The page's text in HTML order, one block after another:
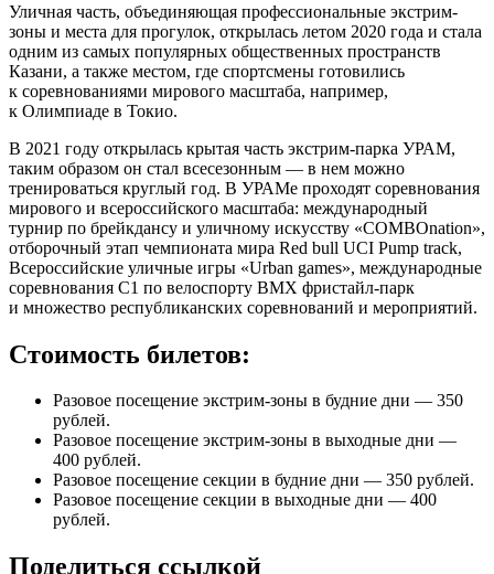
Уличная часть, объединяющая профессиональные экстрим-
зоны и места для прогулок, открылась летом 2020 года и стала
одним из самых популярных общественных пространств
Казани, а также местом, где спортсмены готовились
к соревнованиями мирового масштаба, например,
к Олимпиаде в Токио.
В 2021 году открылась крытая часть экстрим-парка УРАМ,
таким образом он стал всесезонным — в нем можно
тренироваться круглый год. В УРАМе проходят соревнования
мирового и всероссийского масштаба: международный
турнир по брейкдансу и уличному искусству «COMBOnation»,
отборочный этап чемпионата мира Red bull UCI Pump track,
Всероссийские уличные игры «Urban games», международные
соревнования С1 по велоспорту BMX фристайл-парк
и множество республиканских соревнований и мероприятий.
Стоимость билетов:
Разовое посещение экстрим-зоны в будние дни — 350
рублей.
Разовое посещение экстрим-зоны в выходные дни —
400 рублей.
Разовое посещение секции в будние дни — 350 рублей.
Разовое посещение секции в выходные дни — 400
рублей.
Поделиться ссылкой